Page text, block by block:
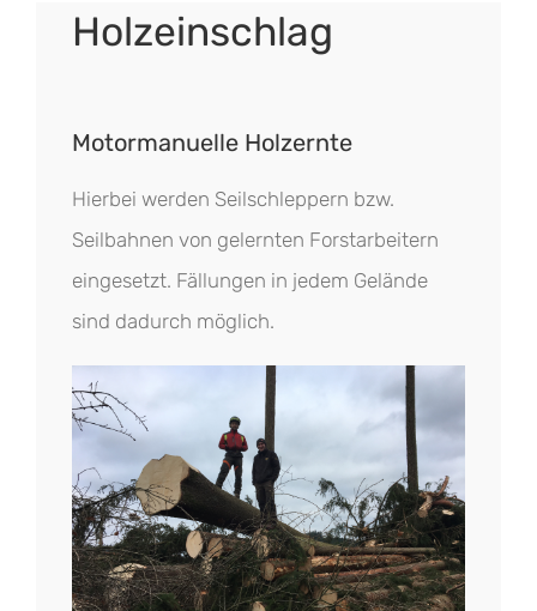
Holzeinschlag
Motormanuelle Holzernte
Hierbei werden Seilschleppern bzw.
Seilbahnen von gelernten Forstarbeitern
eingesetzt. Fällungen in jedem Gelände
sind dadurch möglich.